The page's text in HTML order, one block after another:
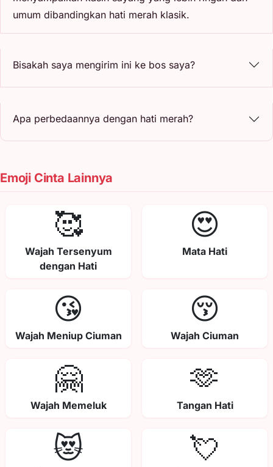
umum dibandingkan hati merah klasik.
Bisakah saya mengirim ini ke bos saya?
Apa perbedaannya dengan hati merah?
Emoji Cinta Lainnya
🥰
Wajah Tersenyum
dengan Hati
😍
Mata Hati
😘
Wajah Meniup Ciuman
😚
Wajah Ciuman
🤗
Wajah Memeluk
🫶
Tangan Hati
😻 💘